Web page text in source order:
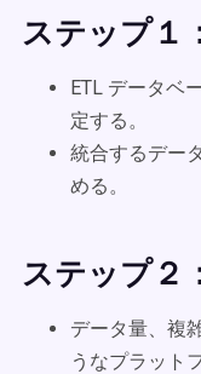
ステップ１
ETL データベ
定する。
統合するデー
める。
ステップ２
データ量、複
うなプラット